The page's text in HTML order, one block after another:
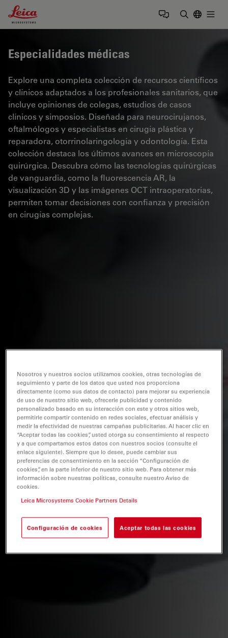
Leica Microsystems Logo
Especialidades médicas
Explore una completa colección de recursos científicos
y clínicos adaptados a los profesionales sanitarios, que
incluye opiniones de colegas, estudios de casos
clínicos y simposios. Diseñada para neurocirujanos,
oftalmólogos y especialistas en cirugía plástica y
reparadora, otorrinolaringología y odontología. Esta
colección destaca los últimos avances en microscopía
quirúrgica. Descubra cómo las tecnologías quirúrgicas
de vanguardia, como la fluorescencia AR, la
visualización 3D y las imágenes OCT intraoperatorias,
permiten tomar decisiones con confianza y precisión
en cirugías complejas.
Nosotros y nuestros socios utilizamos cookies, otras tecnologías de
seguimiento y parte de los datos que usted nos proporciona
directamente (como sus datos de contacto) para mejorar su experiencia
de uso de nuestro sitio web, ofrecerle publicidad y contenido
personalizado basado en su interacción con este y otros sitios web,
permitirle compartir contenido en redes sociales, efectuar análisis y
medir la efectividad de nuestras campañas publicitarias. Al hacer clic en
“Aceptar todas las cookies”, usted otorga su consentimiento al respecto
y a que compartamos estos datos con nuestros socios (consulte el
enlace siguiente). Siempre que lo desee, puede cambiar sus
preferencias de consentimiento en la sección “Configuración de
cookies”, en la parte inferior de nuestro sitio web. Para obtener más
información sobre nuestras políticas, consulte nuestro Aviso de
cookies.
Leica Microsystems Cookie Partners Details
Configuración de cookies Aceptar todas las cookies